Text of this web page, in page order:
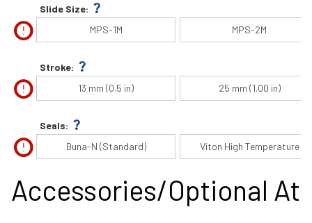
Slide Size: question_mark
error MPS-1M MPS-2M
Stroke: question_mark
error 13 mm (0.5 in) 25 mm (1.00 in)
Seals: question_mark
error Buna-N (Standard) Viton High Temperature
Accessories/Optional